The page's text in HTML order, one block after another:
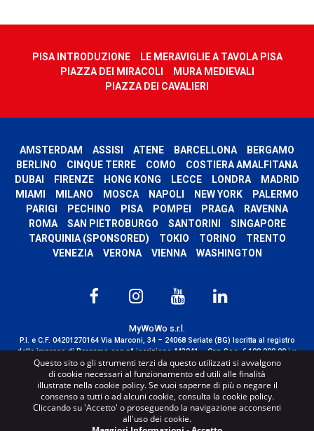
PISA INTRODUZIONE
LE MERAVIGLIE A TAVOLA PISA
PIAZZA DEI MIRACOLI
MURA MEDIEVALI
PIAZZA DEI CAVALIERI
AMSTERDAM ASSISI ATENE BARCELLONA
BERGAMO
BERLINO
CINQUE TERRE COMO
COSTIERA AMALFITANA
DUBAI
FIRENZE HONG KONG LECCE LONDRA
MADRID
MIAMI
MILANO MOSCA NAPOLI NEW YORK
PALERMO
PARIGI
PECHINO PISA POMPEI PRAGA
RAVENNA
ROMA
SAN PIETROBURGO SANTORINI
SINGAPORE
TARQUINIA (SPONSORED)
TOKIO TORINO
TRENTO
VENEZIA
VERONA VIENNA WASHINGTON
MyWoWo s.r.l.
P.I. e C.F. 04201270164 Via Marconi, 34 – 24068 Seriate (BG) Iscritta al registro
delle imprese di Bergamo con n° iscrizione 443941 – Cap.Soc. € 100.000,00 i.v.
TERMS AND CONDITIONS-CREDITS
Questo sito o gli strumenti terzi da questo utilizzati si avvalgono
di cookie necessari al funzionamento ed utili alle finalità
illustrate nella cookie policy. Se vuoi saperne di più o negare il
consenso a tutti o ad alcuni cookie, consulta la cookie policy.
Cliccando su 'Accetto' o proseguendo la navigazione acconsenti
all'uso dei cookie.